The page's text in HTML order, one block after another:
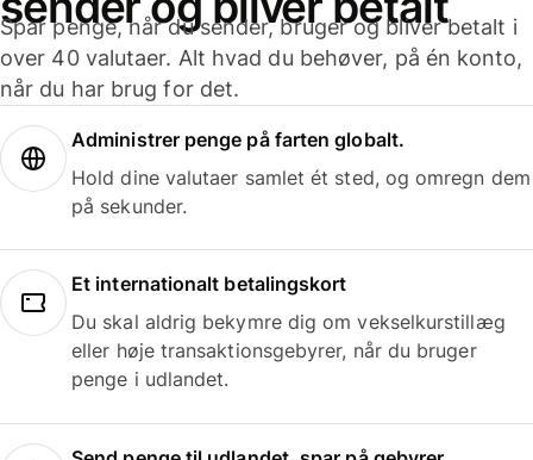
Spar penge, når du sender, bruger og bliver betalt i
over 40 valutaer. Alt hvad du behøver, på én konto,
når du har brug for det.
Administrer penge på farten globalt.
Hold dine valutaer samlet ét sted, og omregn dem
på sekunder.
Et internationalt betalingskort
Du skal aldrig bekymre dig om vekselkurstillæg
eller høje transaktionsgebyrer, når du bruger
penge i udlandet.